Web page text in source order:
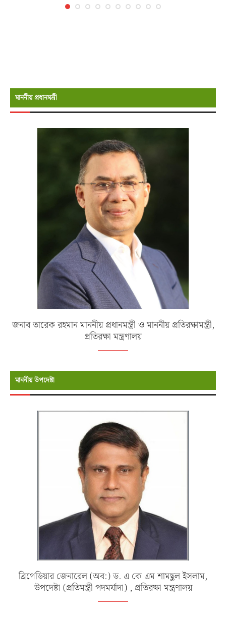
মাননীয় প্রধানমন্রী
জনাব তারেক রহমান মাননীয় প্রধানমন্ত্রী ও মাননীয় প্রতিরক্ষামন্ত্রী,
প্রতিরক্ষা মন্ত্রণালয়
মাননীয় উপদেষ্টা
ব্রিগেডিয়ার জেনারেল (অব:) ড. এ কে এম শামছুল ইসলাম,
উপদেষ্টা (প্রতিমন্ত্রী পদমর্যাদা) , প্রতিরক্ষা মন্ত্রণালয়